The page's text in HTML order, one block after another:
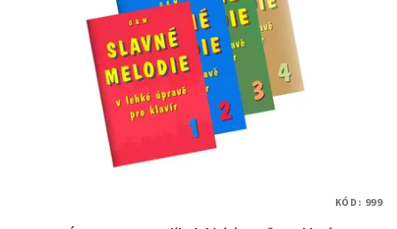
KÓD: 999